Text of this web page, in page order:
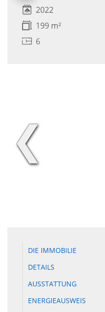
2022
199 m²
6
❮
DIE IMMOBILIE
DETAILS
AUSSTATTUNG
ENERGIEAUSWEIS